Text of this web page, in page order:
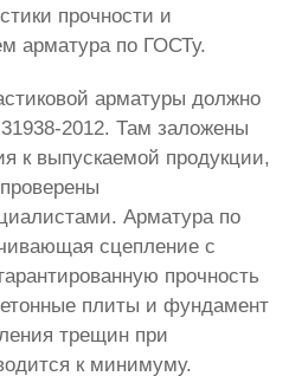
прочности и
арматура по ГОСТу.
арматуры должно
2012. Там заложены
к выпускаемой продукции,
Арматура по
сцепление с
прочность
плиты и фундамент
трещин при
к минимуму.